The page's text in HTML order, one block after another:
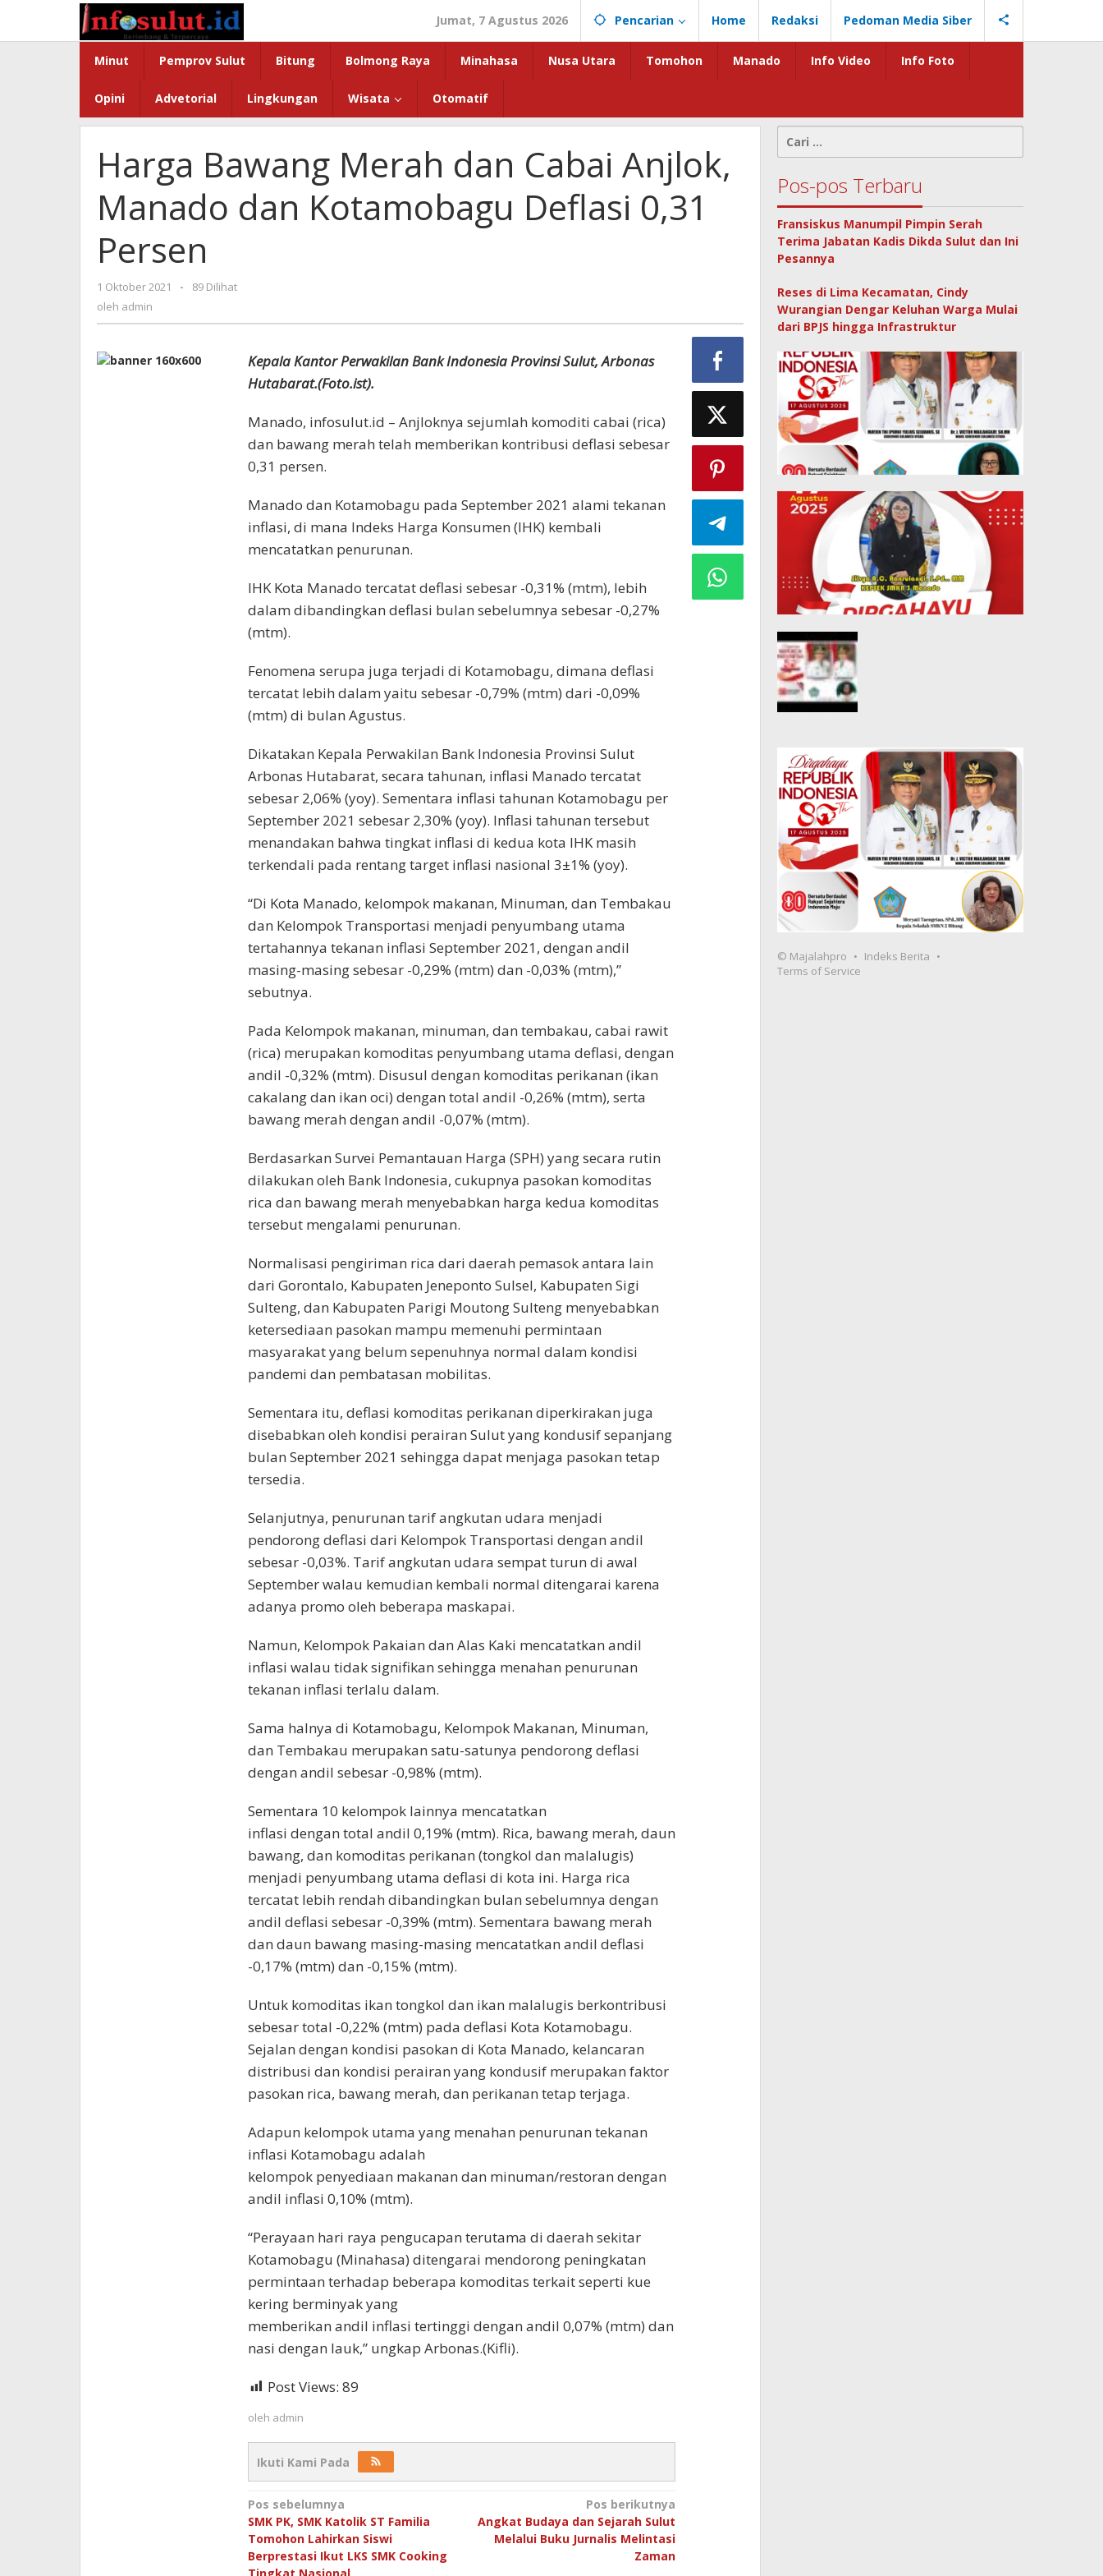
konten
Jumat, 7 Agustus 2026 Pencarian Home Redaksi Pedoman Media Siber
Minut Pemprov Sulut Bitung Bolmong Raya Minahasa Nusa Utara Tomohon Manado Info Video Info Foto
Opini Advetorial Lingkungan Wisata Otomatif
Harga Bawang Merah dan Cabai Anjlok,
Manado dan Kotamobagu Deflasi 0,31
Persen
1 Oktober 2021
oleh
-
89 Dilihat
oleh admin
Kepala Kantor Perwakilan Bank Indonesia Provinsi Sulut, Arbonas
Hutabarat.(Foto.ist).
Manado, infosulut.id – Anjloknya sejumlah komoditi cabai (rica)
dan bawang merah telah memberikan kontribusi deflasi sebesar
0,31 persen.
Manado dan Kotamobagu pada September 2021 alami tekanan
inflasi, di mana Indeks Harga Konsumen (IHK) kembali
mencatatkan penurunan.
IHK Kota Manado tercatat deflasi sebesar -0,31% (mtm), lebih
dalam dibandingkan deflasi bulan sebelumnya sebesar -0,27%
(mtm).
Fenomena serupa juga terjadi di Kotamobagu, dimana deflasi
tercatat lebih dalam yaitu sebesar -0,79% (mtm) dari -0,09%
(mtm) di bulan Agustus.
Dikatakan Kepala Perwakilan Bank Indonesia Provinsi Sulut
Arbonas Hutabarat, secara tahunan, inflasi Manado tercatat
sebesar 2,06% (yoy). Sementara inflasi tahunan Kotamobagu per
September 2021 sebesar 2,30% (yoy). Inflasi tahunan tersebut
menandakan bahwa tingkat inflasi di kedua kota IHK masih
terkendali pada rentang target inflasi nasional 3±1% (yoy).
“Di Kota Manado, kelompok makanan, Minuman, dan Tembakau
dan Kelompok Transportasi menjadi penyumbang utama
tertahannya tekanan inflasi September 2021, dengan andil
masing-masing sebesar -0,29% (mtm) dan -0,03% (mtm),”
sebutnya.
Pada Kelompok makanan, minuman, dan tembakau, cabai rawit
(rica) merupakan komoditas penyumbang utama deflasi, dengan
andil -0,32% (mtm). Disusul dengan komoditas perikanan (ikan
cakalang dan ikan oci) dengan total andil -0,26% (mtm), serta
bawang merah dengan andil -0,07% (mtm).
Berdasarkan Survei Pemantauan Harga (SPH) yang secara rutin
dilakukan oleh Bank Indonesia, cukupnya pasokan komoditas
rica dan bawang merah menyebabkan harga kedua komoditas
tersebut mengalami penurunan.
Normalisasi pengiriman rica dari daerah pemasok antara lain
dari Gorontalo, Kabupaten Jeneponto Sulsel, Kabupaten Sigi
Sulteng, dan Kabupaten Parigi Moutong Sulteng menyebabkan
ketersediaan pasokan mampu memenuhi permintaan
masyarakat yang belum sepenuhnya normal dalam kondisi
pandemi dan pembatasan mobilitas.
Sementara itu, deflasi komoditas perikanan diperkirakan juga
disebabkan oleh kondisi perairan Sulut yang kondusif sepanjang
bulan September 2021 sehingga dapat menjaga pasokan tetap
tersedia.
Selanjutnya, penurunan tarif angkutan udara menjadi
pendorong deflasi dari Kelompok Transportasi dengan andil
sebesar -0,03%. Tarif angkutan udara sempat turun di awal
September walau kemudian kembali normal ditengarai karena
adanya promo oleh beberapa maskapai.
Namun, Kelompok Pakaian dan Alas Kaki mencatatkan andil
inflasi walau tidak signifikan sehingga menahan penurunan
tekanan inflasi terlalu dalam.
Sama halnya di Kotamobagu, Kelompok Makanan, Minuman,
dan Tembakau merupakan satu-satunya pendorong deflasi
dengan andil sebesar -0,98% (mtm).
Sementara 10 kelompok lainnya mencatatkan
inflasi dengan total andil 0,19% (mtm). Rica, bawang merah, daun
bawang, dan komoditas perikanan (tongkol dan malalugis)
menjadi penyumbang utama deflasi di kota ini. Harga rica
tercatat lebih rendah dibandingkan bulan sebelumnya dengan
andil deflasi sebesar -0,39% (mtm). Sementara bawang merah
dan daun bawang masing-masing mencatatkan andil deflasi
-0,17% (mtm) dan -0,15% (mtm).
Untuk komoditas ikan tongkol dan ikan malalugis berkontribusi
sebesar total -0,22% (mtm) pada deflasi Kota Kotamobagu.
Sejalan dengan kondisi pasokan di Kota Manado, kelancaran
distribusi dan kondisi perairan yang kondusif merupakan faktor
pasokan rica, bawang merah, dan perikanan tetap terjaga.
Adapun kelompok utama yang menahan penurunan tekanan
inflasi Kotamobagu adalah
kelompok penyediaan makanan dan minuman/restoran dengan
andil inflasi 0,10% (mtm).
“Perayaan hari raya pengucapan terutama di daerah sekitar
Kotamobagu (Minahasa) ditengarai mendorong peningkatan
permintaan terhadap beberapa komoditas terkait seperti kue
kering berminyak yang
memberikan andil inflasi tertinggi dengan andil 0,07% (mtm) dan
nasi dengan lauk,” ungkap Arbonas.(Kifli).
Post Views: 89
oleh admin
Ikuti Kami Pada
Navigasi
pos
Pos sebelumnya
SMK PK, SMK Katolik ST Familia
Tomohon Lahirkan Siswi
Berprestasi Ikut LKS SMK Cooking
Pos berikutnya
Angkat Budaya dan Sejarah Sulut
Melalui Buku Jurnalis Melintasi
Zaman
untuk:
Pos-pos Terbaru
Fransiskus Manumpil Pimpin Serah
Terima Jabatan Kadis Dikda Sulut dan Ini
Pesannya
Reses di Lima Kecamatan, Cindy
Wurangian Dengar Keluhan Warga Mulai
dari BPJS hingga Infrastruktur
© Majalahpro
Indeks Berita
Terms of Service